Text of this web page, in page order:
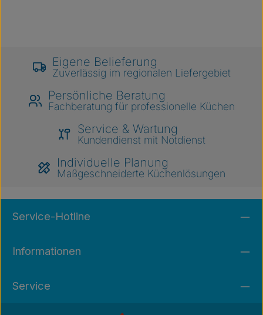
Eigene Belieferung
Zuverlässig im regionalen Liefergebiet
Persönliche Beratung
Fachberatung für professionelle Küchen
Service & Wartung
Kundendienst mit Notdienst
Individuelle Planung
Maßgeschneiderte Küchenlösungen
Service-Hotline
Informationen
Service